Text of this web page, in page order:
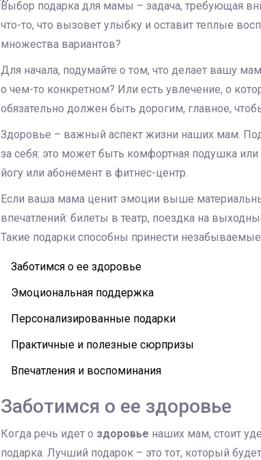
Выбор подарка для мамы – задача, требующая
что-то, что вызовет улыбку и оставит теплые
множества вариантов?
Для начала, подумайте о том, что делает вашу
о чем-то конкретном? Или есть увлечение, о
обязательно должен быть дорогим, главное,
Здоровье – важный аспект жизни наших мам.
за себя: это может быть комфортная подушка
йогу или абонемент в фитнес-центр.
Если ваша мама ценит эмоции выше
впечатлений: билеты в театр, поездка на
Такие подарки способны принести
Заботимся о ее здоровье
Эмоциональная поддержка
Персонализированные подарки
Практичные и полезные сюрпризы
Впечатления и воспоминания
Заботимся о ее здоровье
Когда речь идет о здоровье наших мам, стоит
подарка. Лучший подарок – это тот, который